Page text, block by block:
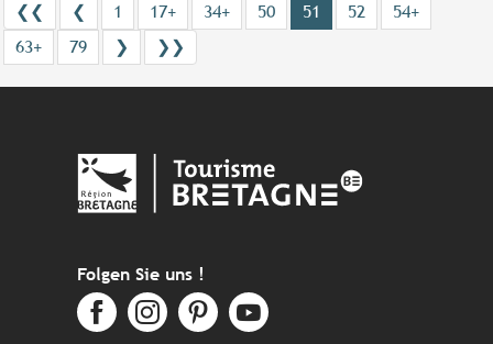
❮❮ ❮ 1 17+ 34+ 50 51 52
54+
63+
79 ❯ ❯❯
Folgen Sie uns !